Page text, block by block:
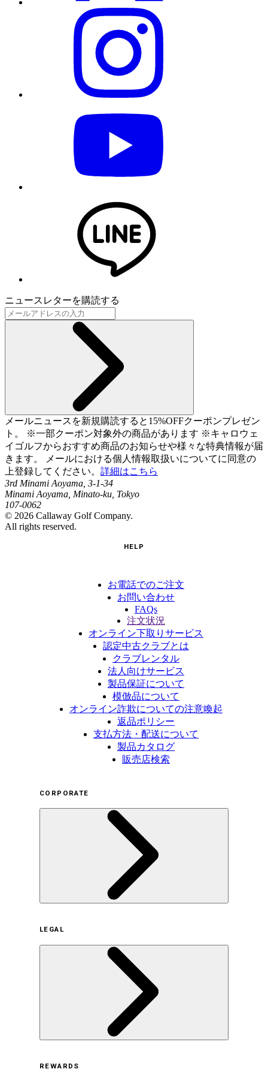
ニュースレターを購読する
メールニュースを新規購読すると15%OFFクーポンプレゼン
ト。 ※一部クーポン対象外の商品があります ※キャロウェ
イゴルフからおすすめ商品のお知らせや様々な特典情報が届
きます。 メールにおける個人情報取扱いについてに同意の
上登録してください。 詳細はこちら
3rd Minami Aoyama, 3-1-34
Minami Aoyama, Minato-ku, Tokyo
107-0062
© 2026 Callaway Golf Company.
All rights reserved.
HELP
お電話でのご注文
お問い合わせ
FAQs
注文状況
オンライン下取りサービス
認定中古クラブとは
クラブレンタル
法人向けサービス
製品保証について
模倣品について
オンライン詐欺についての注意喚起
返品ポリシー
支払方法・配送について
製品カタログ
販売店検索
CORPORATE
サステナビリティの取り組み（日本）
サステナビリティの取り組み（米国/英語）
ヒストリー
採用情報
LEGAL
REWARDS